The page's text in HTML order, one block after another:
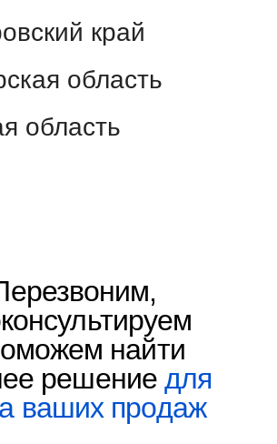
край
область
область
найти
решениедля
ваших продаж